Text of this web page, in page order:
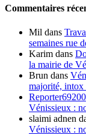
Commentaires
Mil dans
semaines rue
Karim dans
la mairie de
Brun dans
majorité, intox
Reporter69200
Vénissieux :
slaimi adnen
Vénissieux :